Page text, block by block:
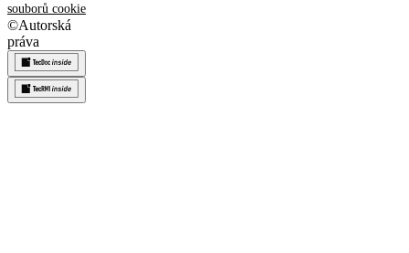
souborů cookie
©Autorská
práva